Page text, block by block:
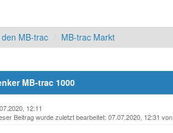
MB-trac MB-trac Markt
MB-trac 1000
12:11
Beitrag wurde zuletzt bearbeitet: 07.07.2020, 12:31 von